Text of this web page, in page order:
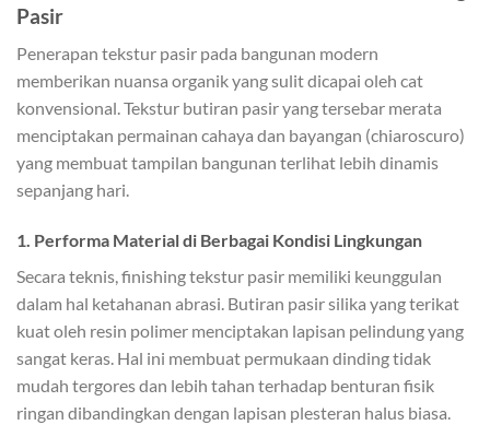
Pasir
Penerapan tekstur pasir pada bangunan modern
memberikan nuansa organik yang sulit dicapai oleh cat
konvensional. Tekstur butiran pasir yang tersebar merata
menciptakan permainan cahaya dan bayangan (chiaroscuro)
yang membuat tampilan bangunan terlihat lebih dinamis
sepanjang hari.
1. Performa Material di Berbagai Kondisi Lingkungan
Secara teknis, finishing tekstur pasir memiliki keunggulan
dalam hal ketahanan abrasi. Butiran pasir silika yang terikat
kuat oleh resin polimer menciptakan lapisan pelindung yang
sangat keras. Hal ini membuat permukaan dinding tidak
mudah tergores dan lebih tahan terhadap benturan fisik
ringan dibandingkan dengan lapisan plesteran halus biasa.